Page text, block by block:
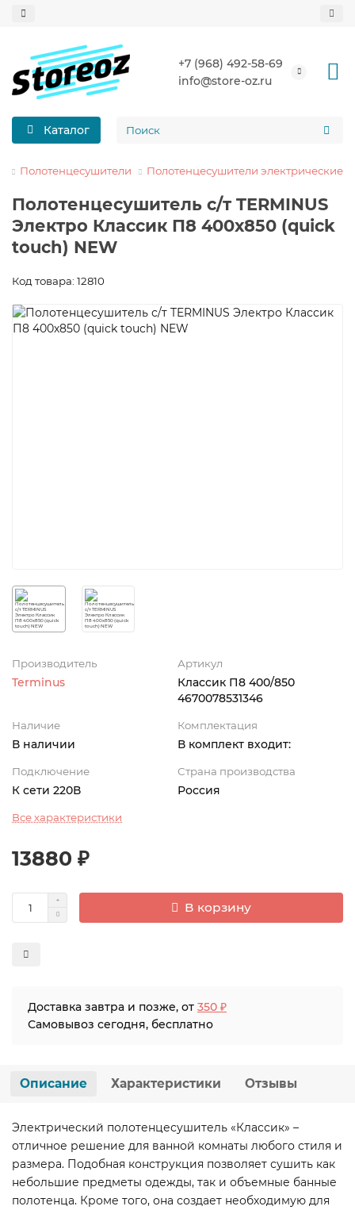
+7 (968) 492-58-69
info@store-oz.ru
Назад
Полотенцесушители электрические
Полотенцесушители водяные
Назад
COMFYSAN
ENERGY
GROTA
По типу:
Назад
Лесенки
С боковым подключением
Узкие
Назад
Вентили и американки
Крепежи и аксессуары
Назад
Ревизионные люки
Назад
Люки напольные
Люки под плитку
Каталог
Полотенцесушители Полотенцесушители электрические
Полотенцесушитель с/т TERMINUS
Электро Классик П8 400х850 (quick
touch) NEW
Код товара: 12810
Производитель
Terminus
Артикул
Классик П8 400/850
4670078531346
Наличие
В наличии
Комплектация
В комплект входит:
Подключение
К сети 220В
Страна производства
Россия
Все характеристики
13880 ₽
В корзину
Доставка завтра и позже, от 350 ₽
Самовывоз сегодня, бесплатно
Описание Характеристики Отзывы
Электрический полотенцесушитель «Классик» –
отличное решение для ванной комнаты любого стиля и
размера. Подобная конструкция позволяет сушить как
небольшие предметы одежды, так и объемные банные
полотенца. Кроме того, она создает необходимую для